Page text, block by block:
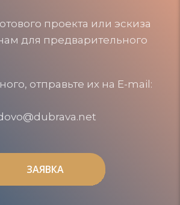
проекта или эскиза
для предварительного
отправьте их на E-mail:
ЗАЯВКА
ЗАЯВКА